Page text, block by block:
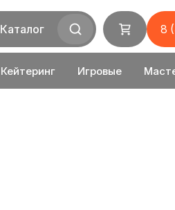
Кейтеринг Игровые
Каталог 8